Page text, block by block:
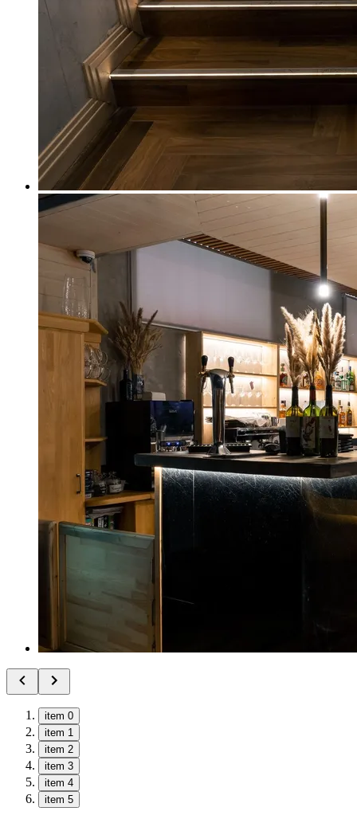
item 0
item 1
item 2
item 3
item 4
item 5